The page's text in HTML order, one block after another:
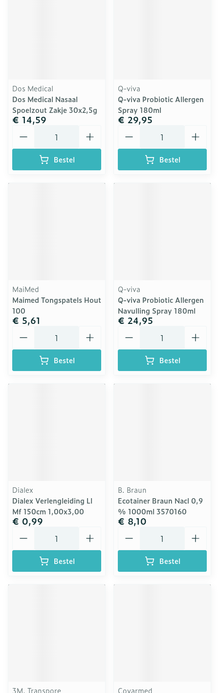
Dos Medical
Dos Medical Nasaal
Spoelzout Zakje 30x2,5g
€ 14,59
Bestel
Q-viva
Q-viva Probiotic Allergen
Spray 180ml
€ 29,95
Bestel
MaiMed
Maimed Tongspatels Hout
100
€ 5,61
Bestel
Q-viva
Q-viva Probiotic Allergen
Navulling Spray 180ml
€ 24,95
Bestel
Dialex
Dialex Verlengleiding Ll
Mf 150cm 1,00x3,00
€ 0,99
Bestel
B. Braun
Ecotainer Braun Nacl 0,9
% 1000ml 3570160
€ 8,10
Bestel
3M, Transpore Covarmed